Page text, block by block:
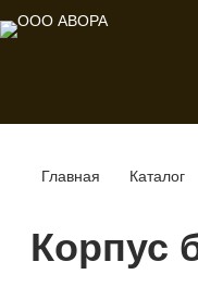
Главная Каталог
Корпус